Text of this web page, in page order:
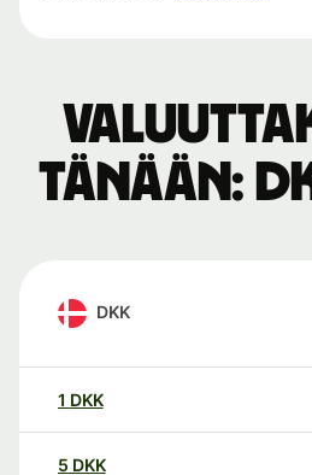
tänään:
DKK
1 DKK
5 DKK